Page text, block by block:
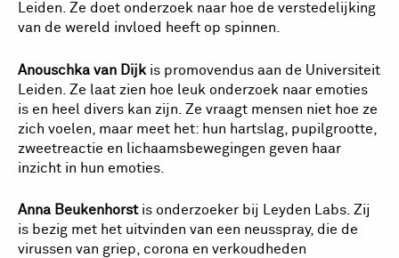
Leiden. Ze doet onderzoek naar hoe de verstedelijking
van de wereld invloed heeft op spinnen.
Anouschka van Dijk is promovendus aan de Universiteit
Leiden. Ze laat zien hoe leuk onderzoek naar emoties
is en heel divers kan zijn. Ze vraagt mensen niet hoe ze
zich voelen, maar meet het: hun hartslag, pupilgrootte,
zweetreactie en lichaamsbewegingen geven haar
inzicht in hun emoties.
Anna Beukenhorstis onderzoeker bij Leyden Labs. Zij
is bezig met het uitvinden van een neusspray, die de
virussen van griep, corona en verkoudheden